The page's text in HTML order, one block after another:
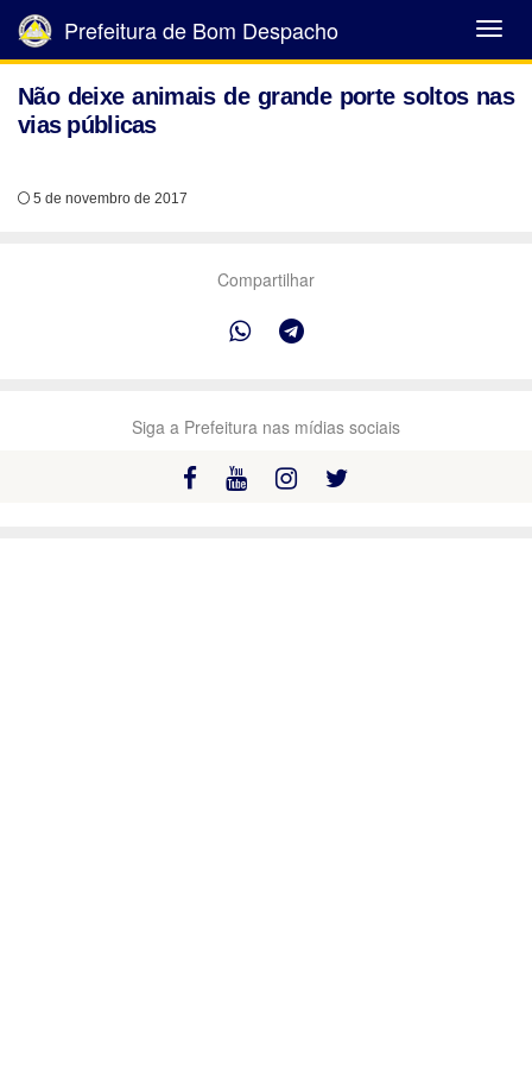
Abrir
Menu
Prefeitura de Bom Despacho
Não deixe animais de grande porte soltos nas
vias públicas
5 de novembro de 2017
Compartilhar
Siga a Prefeitura nas mídias sociais